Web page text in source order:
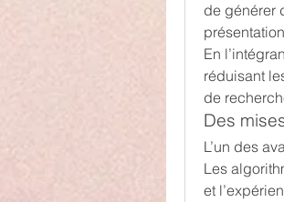
de générer
En
réduisant
de
Des
L’un des
Les
et